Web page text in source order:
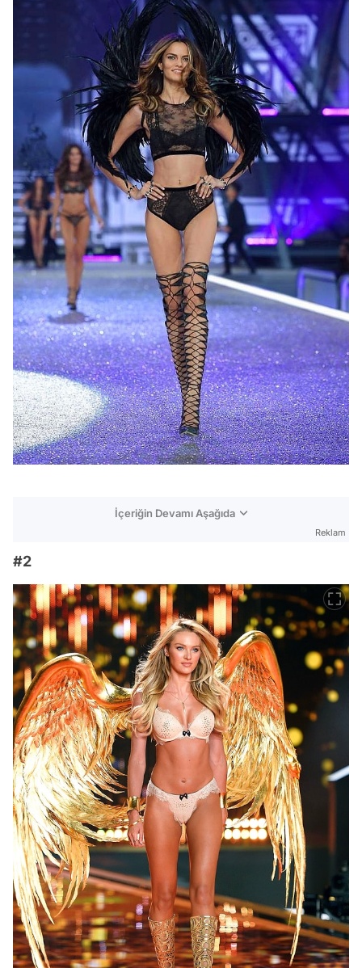
İçeriğin Devamı Aşağıda
Reklam
#2